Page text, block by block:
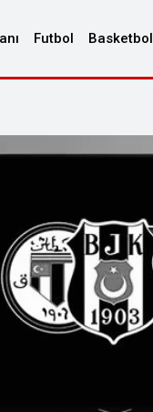
Futbol Basketbol